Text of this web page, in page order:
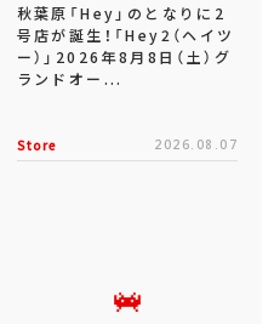
秋葉原「Hey」のとなりに2
号店が誕生！「Hey2（ヘイツ
ー）」2026年8月8日（土）グ
ランドオー...
Store 2026.08.07